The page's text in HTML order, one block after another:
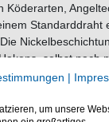
selbst nach
und zuverlässige
R ist
Wert
um unsere